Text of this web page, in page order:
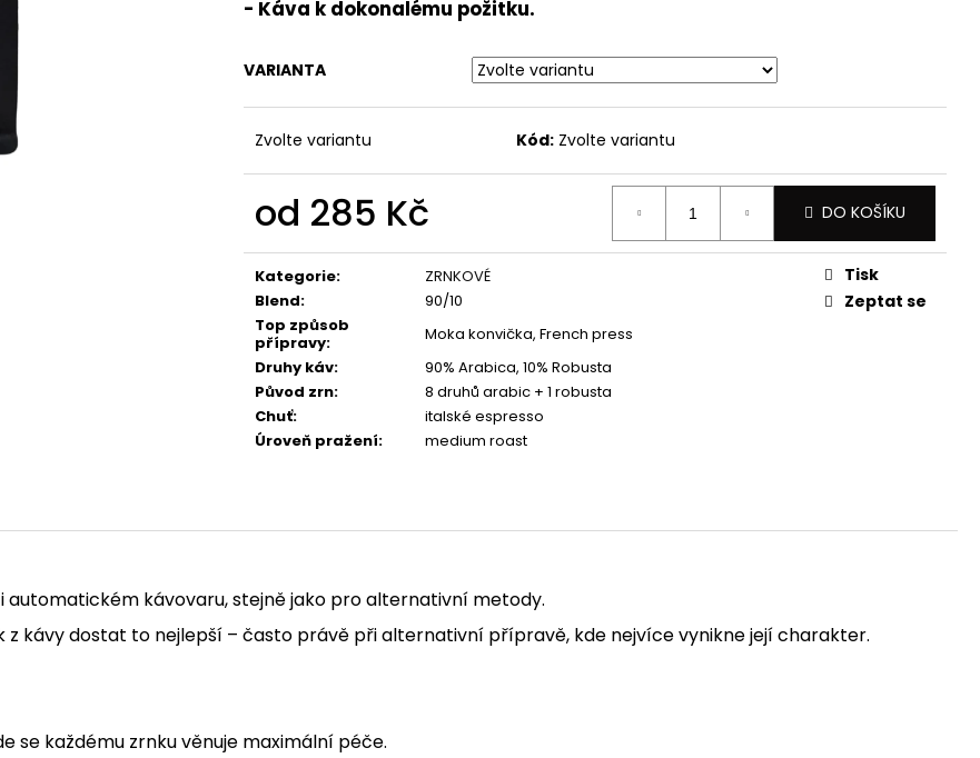
- Káva k dokonalému požitku.
VARIANTA
Zvolte variantu Kód: Zvolte variantu
od 285 Kč
cena:
DO KOŠÍKU
Kategorie:
ZRNKOVÉ
Blend:
90/10
Top způsob
přípravy:
Moka konvička, French press
Druhy káv:
90% Arabica, 10% Robusta
Původ zrn:
8 druhů arabic + 1 robusta
Chuť:
italské espresso
Úroveň pražení: medium roast
Tisk
Zeptat se
kávovaru, stejně jako pro alternativní metody.
z kávy dostat to nejlepší – často právě při alternativní přípravě, kde nejvíce vynikne její charakter.
se každému zrnku věnuje maximální péče.